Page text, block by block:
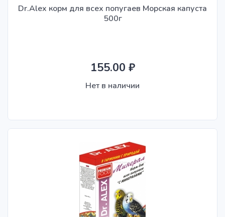
Стоимость
Dr.Alex корм для всех попугаев Морская капуста
500г
155.00 ₽
Нет в наличии